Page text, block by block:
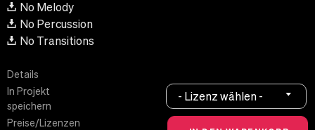
No Melody
No Percussion
No Transitions
Details
In Projekt
speichern
Preise/Lizenzen
- Lizenz wählen -